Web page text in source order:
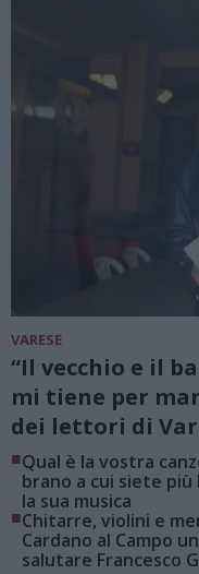
VARESE
“Il vecchio e il
mi tiene per
dei lettori di
■Qual è la vostra
brano a cui siete
la sua musica
■Chitarre, violini e
Cardano al Campo
salutare Francesco